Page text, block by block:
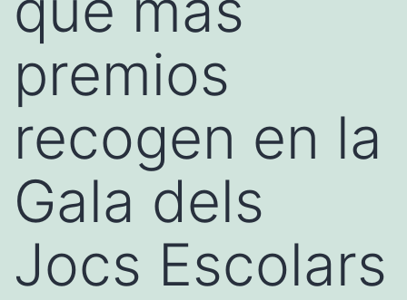
premios
recogen en la
Gala dels
Jocs Escolars